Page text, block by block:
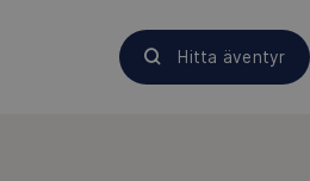
Hitta äventyr